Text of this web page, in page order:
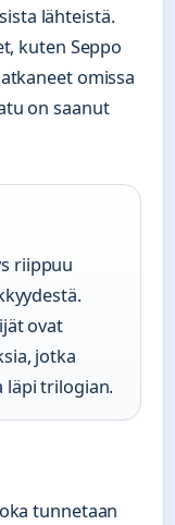
lähteistä.
kuten Seppo
omissa
on saanut
riippuu
ovat
jotka
läpi trilogian.
tunnetaan